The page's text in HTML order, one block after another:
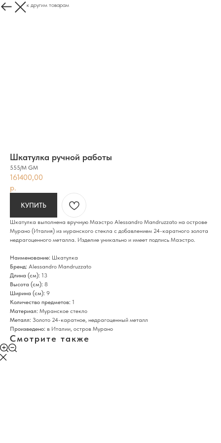
Вернуться к другим товарам
Шкатулка ручной работы
555/M GМ
161400,00
р.
КУПИТЬ
Шкатулка выполнена вручную Маэстро Alessandro Mandruzzato на острове
Мурано (Италия) из муранского стекла с добавлением 24-каратного золота
недрагоценного металла. Изделие уникально и имеет подпись Маэстро.
Наименование: Шкатулка
Бренд: Alessandro Mandruzzato
Длина (см): 13
Высота (см): 8
Ширина (см): 9
Количество предметов: 1
Материал: Муранское стекло
Металл: Золото 24-каратное, недрагоценный металл
Произведено: в Италии, остров Мурано
Смотрите также